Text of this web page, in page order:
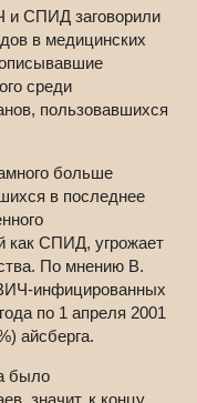
и СПИД заговорили
в медицинских
среди
пользовавшихся
больше
в последнее
как СПИД, угрожает
По мнению В.
инфицированных
по 1 апреля 2001
айсберга.
было